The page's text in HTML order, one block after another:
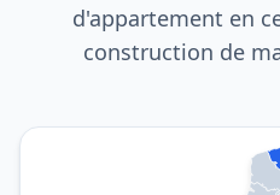
d'appartement en
construction de